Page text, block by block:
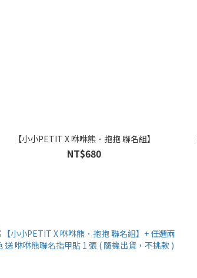
【小小PETIT X 咻咻熊．抱抱 聯名組】
NT$680